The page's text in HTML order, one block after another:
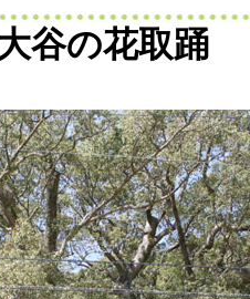
谷の花取踊